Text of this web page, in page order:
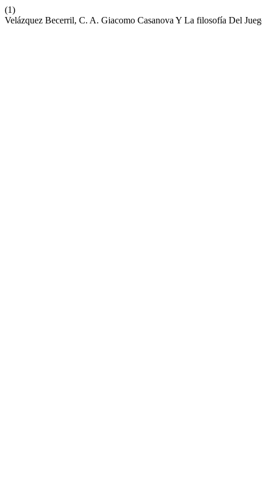
(1)
Velázquez Becerril, C. A. Giacomo Casanova Y La filosofía Del